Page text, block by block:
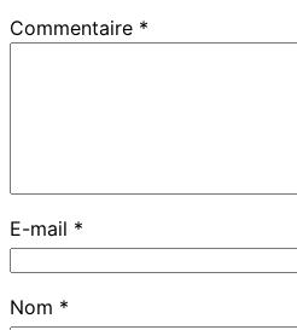
Commentaire *
E-mail *
Nom *